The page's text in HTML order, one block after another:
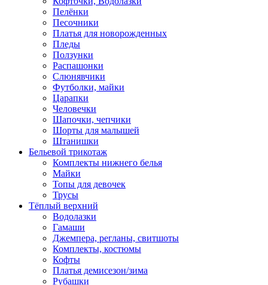
Пелёнки
Песочники
Платья для новорожденных
Пледы
Ползунки
Распашонки
Слюнявчики
Футболки, майки
Царапки
Человечки
Шапочки, чепчики
Шорты для малышей
Штанишки
Бельевой трикотаж
Комплекты нижнего белья
Майки
Топы для девочек
Трусы
Тёплый верхний
Водолазки
Гамаши
Джемпера, регланы, свитшоты
Комплекты, костюмы
Кофты
Платья демисезон/зима
Рубашки